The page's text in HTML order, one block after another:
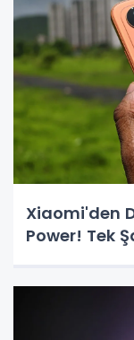
Xiaomi'den
Power! Tek